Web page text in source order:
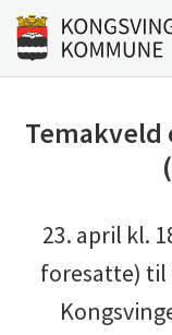
Til innhold
Gå til forsiden
23. april kl.
foresatte) til